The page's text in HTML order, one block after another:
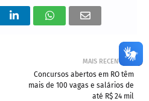
MAIS RECENTES
Concursos abertos em RO têm
mais de 100 vagas e salários de
até R$ 24 mil